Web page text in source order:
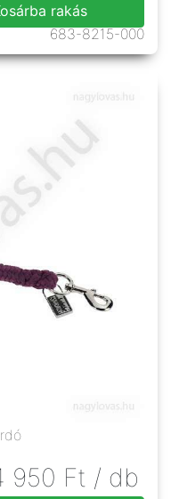
rakás
683-8215-000
950 Ft / db